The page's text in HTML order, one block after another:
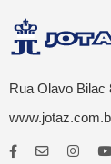
Rua Olavo Bilac